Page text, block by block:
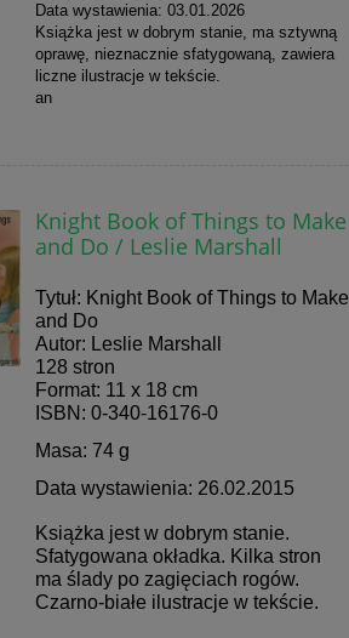
Data wystawienia: 03.01.2026
Książka jest w dobrym stanie, ma sztywną
oprawę, nieznacznie sfatygowaną, zawiera
liczne ilustracje w tekście.
an
Knight Book of Things to Make
and Do / Leslie Marshall
Tytuł: Knight Book of Things to Make
and Do
Autor: Leslie Marshall
128 stron
Format: 11 x 18 cm
ISBN: 0-340-16176-0
Masa: 74 g
Data wystawienia: 26.02.2015
Książka jest w dobrym stanie.
Sfatygowana okładka. Kilka stron
ma ślady po zagięciach rogów.
Czarno-białe ilustracje w tekście.